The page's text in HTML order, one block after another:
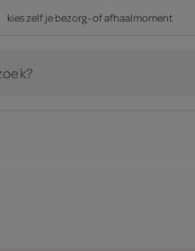
kies zelf je bezorg- of afhaalmoment